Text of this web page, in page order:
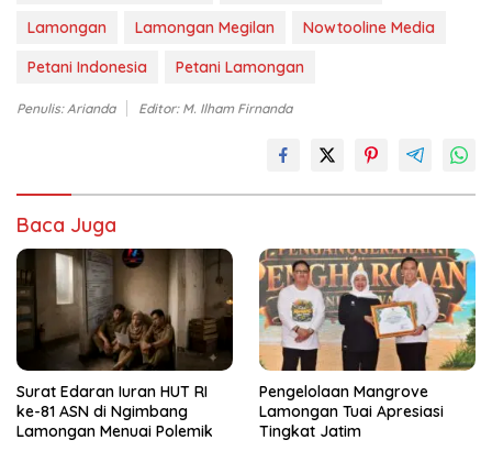
Lamongan
Lamongan Megilan
Nowtooline Media
Petani Indonesia
Petani Lamongan
Penulis: Arianda Editor: M. Ilham Firnanda
Baca Juga
Surat Edaran Iuran HUT RI
ke-81 ASN di Ngimbang
Lamongan Menuai Polemik
Pengelolaan Mangrove
Lamongan Tuai Apresiasi
Tingkat Jatim